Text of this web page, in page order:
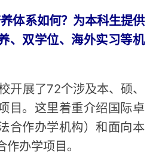
体系如何？为本科生提供
、双学位、海外实习等机
开展了72个涉及本、硕、
目。这里着重介绍国际卓
合作办学机构）和面向本
办学项目。